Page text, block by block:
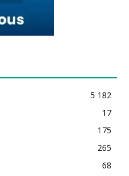
5 182
17
175
265
68